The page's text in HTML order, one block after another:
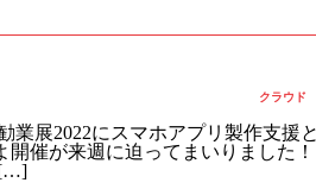
クラウド
業展2022にスマホアプリ製作支援
催が来週に迫ってまいりました
[…]